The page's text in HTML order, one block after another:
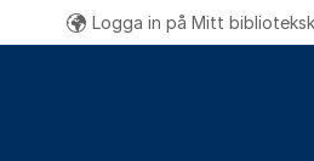
Logga in på Mitt